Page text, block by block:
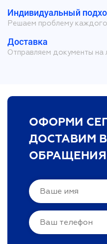
Индивидуальный
Решаем проблему
Доставка
Отправляем документы
ОФОРМИ
ДОСТАВИМ